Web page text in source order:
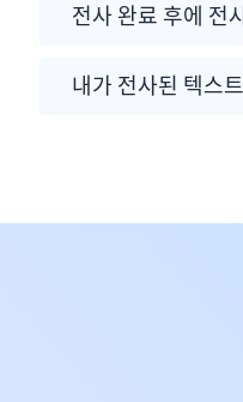
전사 완료 후에 전
내가 전사된 텍스